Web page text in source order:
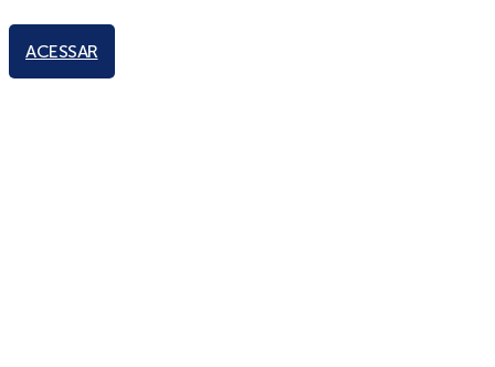
ACESSAR